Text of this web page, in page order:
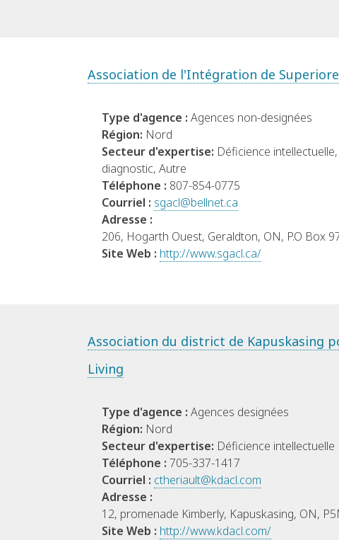
Association de l'Intégration de
Type d'agence : Agences non-designées
Région: Nord
Secteur d'expertise: Déficience
diagnostic, Autre
Téléphone : 807-854-0775
Courriel : sgacl@bellnet.ca
Adresse :
206, Hogarth Ouest, Geraldton, ON, P.O Box
Site Web : http://www.sgacl.ca/
Association du district de Kapuskasing
Living
Type d'agence : Agences designées
Région: Nord
Secteur d'expertise: Déficience intellectuelle
Téléphone : 705-337-1417
Courriel : ctheriault@kdacl.com
Adresse :
12, promenade Kimberly, Kapuskasing, ON,
Site Web : http://www.kdacl.com/